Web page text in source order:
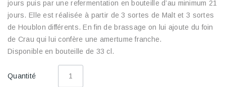
jours puis par une refermentation en bouteille d’au minimum 21
jours. Elle est réalisée à partir de 3 sortes de Malt et 3 sortes
de Houblon différents. En fin de brassage on lui ajoute du foin
de Crau qui lui confère une amertume franche.
Disponible en bouteille de 33 cl.
Quantité